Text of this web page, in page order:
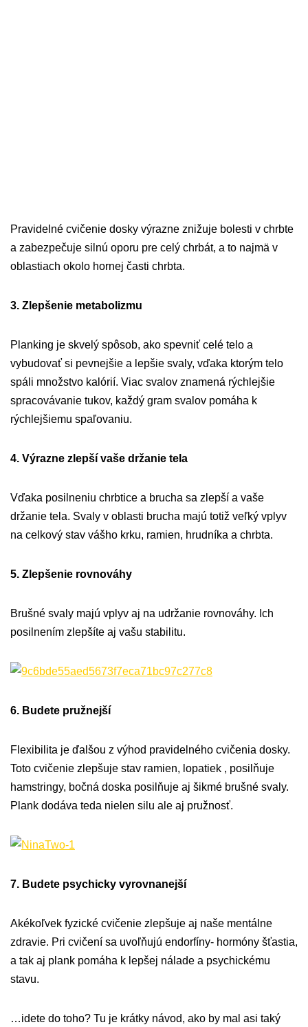
Pravidelné cvičenie dosky výrazne znižuje bolesti v chrbte
a zabezpečuje silnú oporu pre celý chrbát, a to najmä v
oblastiach okolo hornej časti chrbta.
3. Zlepšenie metabolizmu
Planking je skvelý spôsob, ako spevniť celé telo a
vybudovať si pevnejšie a lepšie svaly, vďaka ktorým telo
spáli množstvo kalórií. Viac svalov znamená rýchlejšie
spracovávanie tukov, každý gram svalov pomáha k
rýchlejšiemu spaľovaniu.
4. Výrazne zlepší vaše držanie tela
Vďaka posilneniu chrbtice a brucha sa zlepší a vaše
držanie tela. Svaly v oblasti brucha majú totiž veľký vplyv
na celkový stav vášho krku, ramien, hrudníka a chrbta.
5. Zlepšenie rovnováhy
Brušné svaly majú vplyv aj na udržanie rovnováhy. Ich
posilnením zlepšíte aj vašu stabilitu.
6. Budete pružnejší
Flexibilita je ďalšou z výhod pravidelného cvičenia dosky.
Toto cvičenie zlepšuje stav ramien, lopatiek , posilňuje
hamstringy, bočná doska posilňuje aj šikmé brušné svaly.
Plank dodáva teda nielen silu ale aj pružnosť.
7. Budete psychicky vyrovnanejší
Akékoľvek fyzické cvičenie zlepšuje aj naše mentálne
zdravie. Pri cvičení sa uvoľňujú endorfíny- hormóny šťastia,
a tak aj plank pomáha k lepšej nálade a psychickému
stavu.
…idete do toho? Tu je krátky návod, ako by mal asi taký